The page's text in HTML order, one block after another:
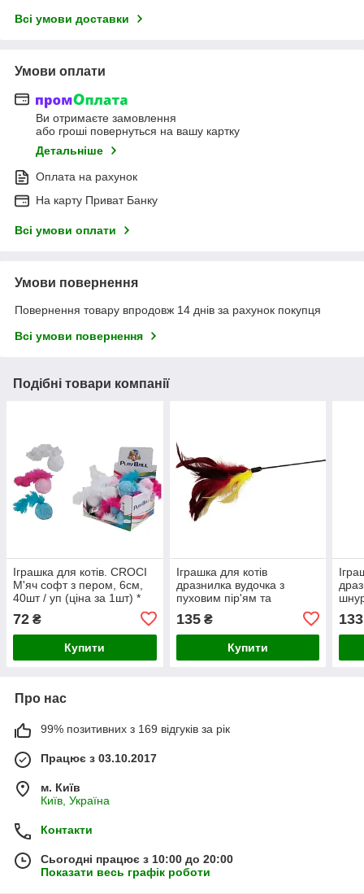
Всі умови доставки
Умови оплати
Ви отримаєте замовлення
або гроші повернуться на вашу картку
Детальніше
Оплата на рахунок
На карту Приват Банку
Всі умови оплати
Умови повернення
Повернення товару впродовж 14 днів за рахунок покупця
Всі умови повернення
Подібні товари компанії
Іграшка для котів. CROCI
М'яч софт з пером, 6см,
40шт / уп (ціна за 1шт) *
72 ₴
Купити
Іграшка для котів
дразнилка вудочка з
пуховим пір'ям та
дзвіночком, 48 см, 12 шт/
уп (ціна за 1шт)
135₴
Купити
133
Про нас
99% позитивних з 169 відгуків за рік
Працює з 03.10.2017
м. Київ
Київ, Україна
Контакти
Сьогодні працює з 10:00 до 20:00
Показати весь графік роботи